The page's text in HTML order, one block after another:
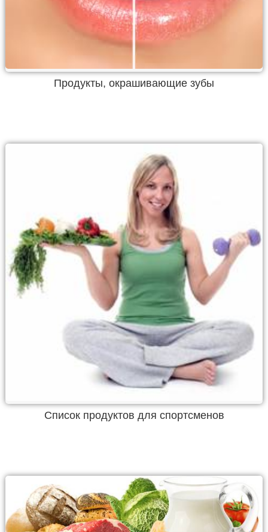
Продукты, окрашивающие зубы
Список продуктов для спортсменов